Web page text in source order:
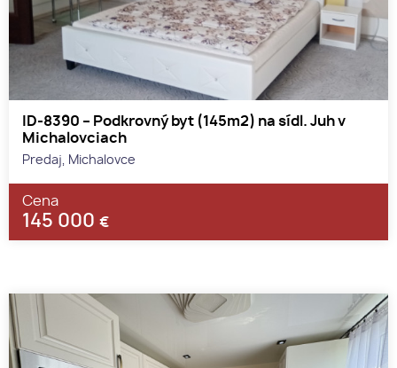
ID-8390 – Podkrovný byt (145m2) na sídl. Juh v
Michalovciach
Predaj, Michalovce
Cena
145 000 €